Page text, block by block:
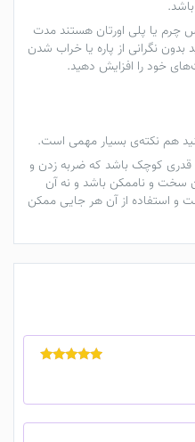
چرم یا پلی اورتان هستند مدت
بدون نگرانی از پاره یا خراب شدن
خود را افزایش دهید.
هم نکته‌ی بسیار مهمی است.
قدری کوچک باشد که ضربه زدن و
سخت و ناممکن باشد و نه آن
و استفاده از آن هر جایی ممکن